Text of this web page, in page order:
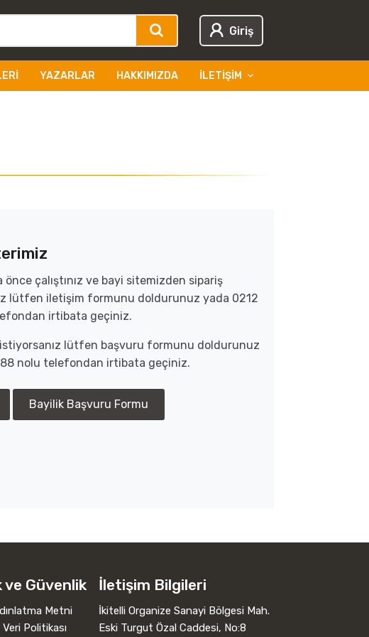
Giriş
YAZARLAR HAKKIMIZDA İLETIŞIM
önce çalıştınız ve bayi sitemizden sipariş
lütfen iletişim formunu doldurunuz yada 0212
irtibata geçiniz.
istiyorsanız lütfen başvuru formunu doldurunuz
nolu telefondan irtibata geçiniz.
Bayilik Başvuru Formu
ve Güvenlik
Metni
Politikası
İletişim Bilgileri
İkitelli Organize Sanayi Bölgesi Mah.
Eski Turgut Özal Caddesi, No:8